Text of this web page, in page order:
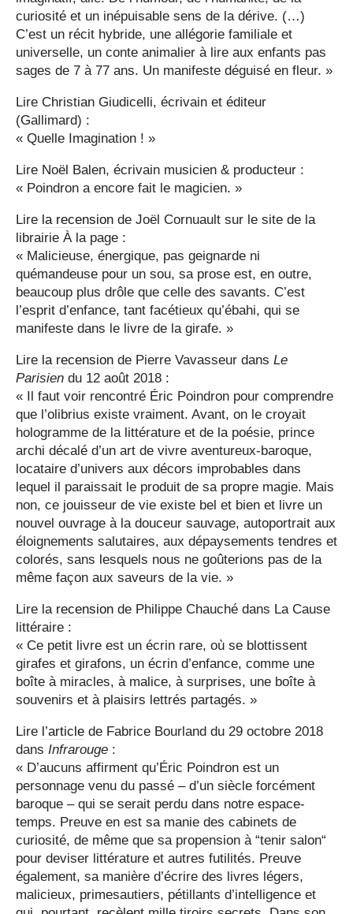
curiosité et un inépuisable sens de la dérive. (…)
C’est un récit hybride, une allégorie familiale et
universelle, un conte animalier à lire aux enfants pas
sages de 7 à 77 ans. Un manifeste déguisé en fleur. »
Lire Christian Giudicelli, écrivain et éditeur
(Gallimard) :
« Quelle Imagination ! »
Lire Noël Balen, écrivain musicien & producteur :
« Poindron a encore fait le magicien. »
Lire la recension de Joël Cornuault sur le site de la
librairie À la page :
« Malicieuse, énergique, pas geignarde ni
quémandeuse pour un sou, sa prose est, en outre,
beaucoup plus drôle que celle des savants. C’est
l’esprit d’enfance, tant facétieux qu’ébahi, qui se
manifeste dans le livre de la girafe. »
Lire la recension de Pierre Vavasseur dans Le
Parisien du 12 août 2018 :
« Il faut voir rencontré Éric Poindron pour comprendre
que l’olibrius existe vraiment. Avant, on le croyait
hologramme de la littérature et de la poésie, prince
archi décalé d’un art de vivre aventureux-baroque,
locataire d’univers aux décors improbables dans
lequel il paraissait le produit de sa propre magie. Mais
non, ce jouisseur de vie existe bel et bien et livre un
nouvel ouvrage à la douceur sauvage, autoportrait aux
éloignements salutaires, aux dépaysements tendres et
colorés, sans lesquels nous ne goûterions pas de la
même façon aux saveurs de la vie. »
Lire la recension de Philippe Chauché dans La Cause
littéraire :
« Ce petit livre est un écrin rare, où se blottissent
girafes et girafons, un écrin d’enfance, comme une
boîte à miracles, à malice, à surprises, une boîte à
souvenirs et à plaisirs lettrés partagés. »
Lire l’article de Fabrice Bourland du 29 octobre 2018
dans Infrarouge :
« D’aucuns affirment qu’Éric Poindron est un
personnage venu du passé – d’un siècle forcément
baroque – qui se serait perdu dans notre espace-
temps. Preuve en est sa manie des cabinets de
curiosité, de même que sa propension à “tenir salon“
pour deviser littérature et autres futilités. Preuve
également, sa manière d’écrire des livres légers,
malicieux, primesautiers, pétillants d’intelligence et